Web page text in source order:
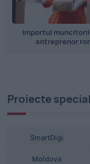
Importul
antreprenor
Proiecte
SmartDigi
Moldova